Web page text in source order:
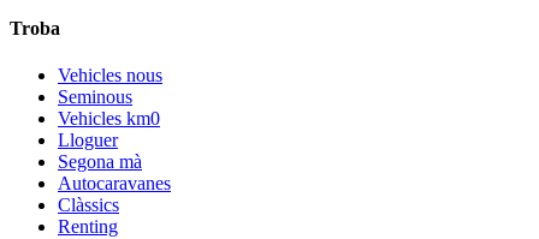
Troba
Vehicles nous
Seminous
Vehicles km0
Lloguer
Segona mà
Autocaravanes
Clàssics
Renting